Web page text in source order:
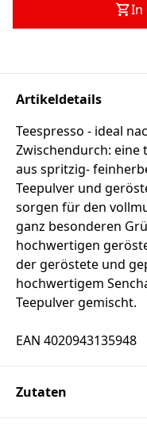
In
Artikeldetails
Teespresso - ideal
Zwischendurch:
aus spritzig-
Teepulver und
sorgen für den
ganz besonderen
hochwertigen
der geröstete und
hochwertigem
Teepulver gemischt.
EAN 4020943135948
Zutaten